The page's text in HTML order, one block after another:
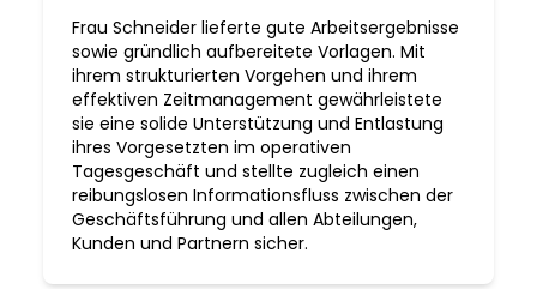
Frau Schneider lieferte gute Arbeitsergebnisse
sowie gründlich aufbereitete Vorlagen. Mit
ihrem strukturierten Vorgehen und ihrem
effektiven Zeitmanagement gewährleistete
sie eine solide Unterstützung und Entlastung
ihres Vorgesetzten im operativen
Tagesgeschäft und stellte zugleich einen
reibungslosen Informationsfluss zwischen der
Geschäftsführung und allen Abteilungen,
Kunden und Partnern sicher.